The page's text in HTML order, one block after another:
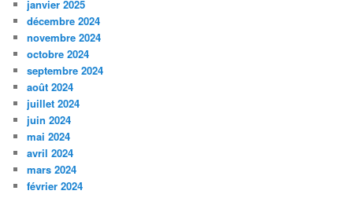
janvier 2025
décembre 2024
novembre 2024
octobre 2024
septembre 2024
août 2024
juillet 2024
juin 2024
mai 2024
avril 2024
mars 2024
février 2024